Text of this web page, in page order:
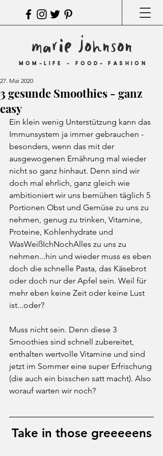
marie johnson
MOM-LIFE - FOOD- FASHION
3 gesunde Smoothies - ganz
easy
27. Mai 2020
Ein klein wenig Unterstützung kann das
Immunsystem ja immer gebrauchen -
besonders, wenn das mit der
ausgewogenen Ernährung mal wieder
nicht so ganz hinhaut. Denn sind wir
doch mal ehrlich, ganz gleich wie
ambitioniert wir uns bemühen täglich 5
Portionen Obst und Gemüse zu uns zu
nehmen, genug zu trinken, Vitamine,
Proteine, Kohlenhydrate und
WasWeißIchNochAlles zu uns zu
nehmen...hin und wieder muss es eben
doch die schnelle Pasta, das Käsebrot
oder doch nur der Apfel sein. Weil für
mehr eben keine Zeit oder keine Lust
ist...oder?
Muss nicht sein. Denn diese 3
Smoothies sind schnell zubereitet,
enthalten wertvolle Vitamine und sind
jetzt im Sommer eine super Erfrischung
(die auch ein bisschen satt macht). Also
worauf warten wir noch?
Take in those greeeeens